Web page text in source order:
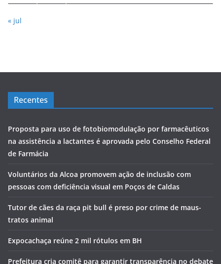
« jul
Recentes
Proposta para uso de fotobiomodulação por farmacêuticos
na assistência a lactantes é aprovada pelo Conselho Federal
de Farmácia
Voluntários da Alcoa promovem ação de inclusão com
pessoas com deficiência visual em Poços de Caldas
Tutor de cães da raça pit bull é preso por crime de maus-
tratos animal
Expocachaça reúne 2 mil rótulos em BH
Prefeitura cria comitê para garantir transparência no debate